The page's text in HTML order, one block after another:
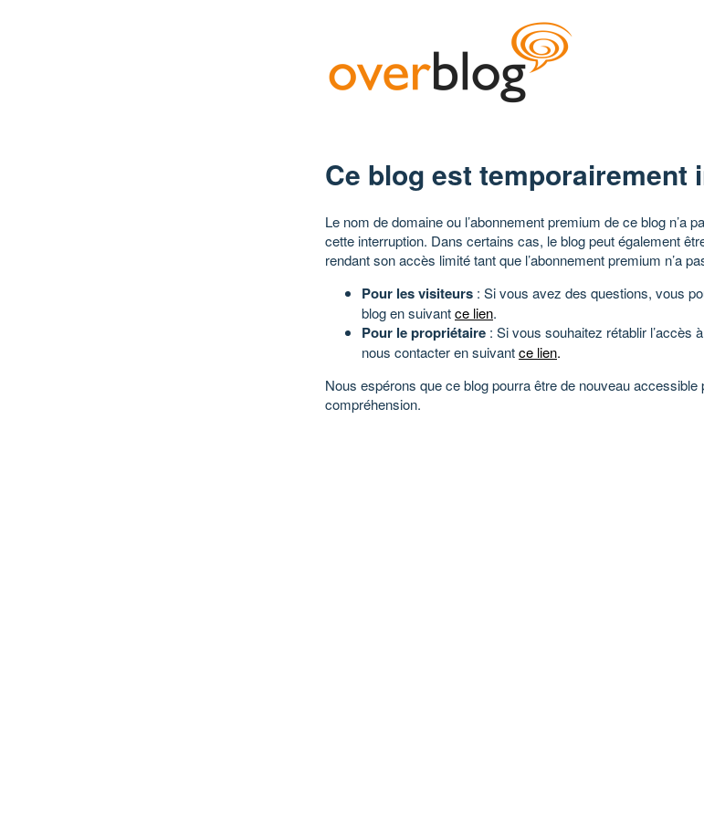
Ce blog est temporairement
Le nom de domaine ou l’abonnement premium de ce blog n’a
cette interruption. Dans certains cas, le blog peut également
rendant son accès limité tant que l’abonnement premium n’a
Pour les visiteurs : Si vous avez des questions, vous
blog en suivantce lien.
Pour le propriétaire : Si vous souhaitez rétablir l’accès
nous contacter en suivantce lien.
Nous espérons que ce blog pourra être de nouveau
compréhension.